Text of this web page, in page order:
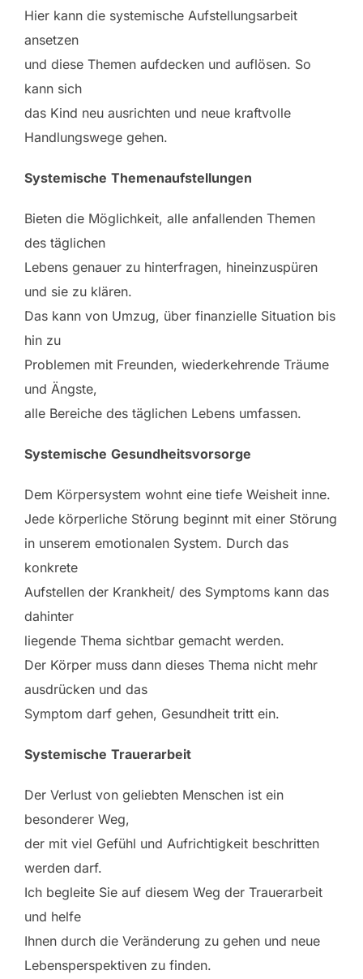
Hier kann die systemische Aufstellungsarbeit
ansetzen
und diese Themen aufdecken und auflösen. So
kann sich
das Kind neu ausrichten und neue kraftvolle
Handlungswege gehen.
Systemische Themenaufstellungen
Bieten die Möglichkeit, alle anfallenden Themen
des täglichen
Lebens genauer zu hinterfragen, hineinzuspüren
und sie zu klären.
Das kann von Umzug, über finanzielle Situation bis
hin zu
Problemen mit Freunden, wiederkehrende Träume
und Ängste,
alle Bereiche des täglichen Lebens umfassen.
Systemische Gesundheitsvorsorge
Dem Körpersystem wohnt eine tiefe Weisheit inne.
Jede körperliche Störung beginnt mit einer Störung
in unserem emotionalen System. Durch das
konkrete
Aufstellen der Krankheit/ des Symptoms kann das
dahinter
liegende Thema sichtbar gemacht werden.
Der Körper muss dann dieses Thema nicht mehr
ausdrücken und das
Symptom darf gehen, Gesundheit tritt ein.
Systemische Trauerarbeit
Der Verlust von geliebten Menschen ist ein
besonderer Weg,
der mit viel Gefühl und Aufrichtigkeit beschritten
werden darf.
Ich begleite Sie auf diesem Weg der Trauerarbeit
und helfe
Ihnen durch die Veränderung zu gehen und neue
Lebensperspektiven zu finden.